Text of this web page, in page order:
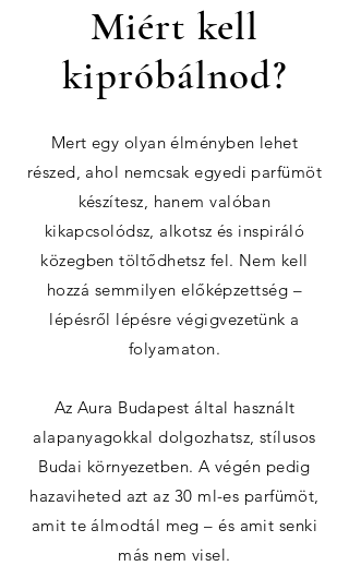
Miért kell
kipróbálnod?
Mert egy olyan élményben lehet
részed, ahol nemcsak egyedi parfümöt
készítesz, hanem valóban
kikapcsolódsz, alkotsz és inspiráló
közegben töltődhetsz fel. Nem kell
hozzá semmilyen előképzettség –
lépésről lépésre végigvezetünk a
folyamaton.
Az Aura Budapest által használt
alapanyagokkal dolgozhatsz, stílusos
Budai környezetben. A végén pedig
hazaviheted azt az 30 ml-es parfümöt,
amit te álmodtál meg – és amit senki
más nem visel.